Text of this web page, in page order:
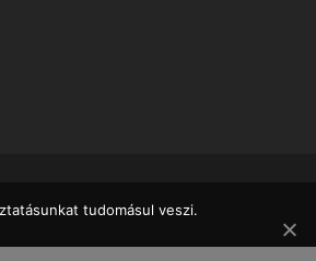
tudomásul veszi.